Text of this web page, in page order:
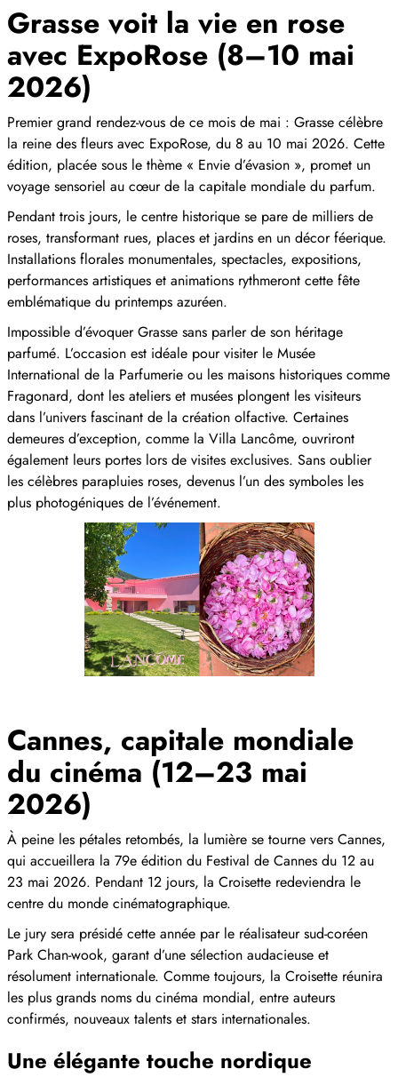
Grasse voit la vie en rose
avec ExpoRose (8–10 mai
2026)
Premier grand rendez-vous de ce mois de mai : Grasse célèbre
la reine des fleurs avec ExpoRose, du 8 au 10 mai 2026. Cette
édition, placée sous le thème « Envie d’évasion », promet un
voyage sensoriel au cœur de la capitale mondiale du parfum.
Pendant trois jours, le centre historique se pare de milliers de
roses, transformant rues, places et jardins en un décor féerique.
Installations florales monumentales, spectacles, expositions,
performances artistiques et animations rythmeront cette fête
emblématique du printemps azuréen.
Impossible d’évoquer Grasse sans parler de son héritage
parfumé. L’occasion est idéale pour visiter le Musée
International de la Parfumerie ou les maisons historiques comme
Fragonard, dont les ateliers et musées plongent les visiteurs
dans l’univers fascinant de la création olfactive. Certaines
demeures d’exception, comme la Villa Lancôme, ouvriront
également leurs portes lors de visites exclusives. Sans oublier
les célèbres parapluies roses, devenus l’un des symboles les
plus photogéniques de l’événement.
Cannes, capitale mondiale
du cinéma (12–23 mai
2026)
À peine les pétales retombés, la lumière se tourne vers Cannes,
qui accueillera la 79e édition du Festival de Cannes du 12 au
23 mai 2026. Pendant 12 jours, la Croisette redeviendra le
centre du monde cinématographique.
Le jury sera présidé cette année par le réalisateur sud-coréen
Park Chan-wook, garant d’une sélection audacieuse et
résolument internationale. Comme toujours, la Croisette réunira
les plus grands noms du cinéma mondial, entre auteurs
confirmés, nouveaux talents et stars internationales.
Une élégante touche nordique